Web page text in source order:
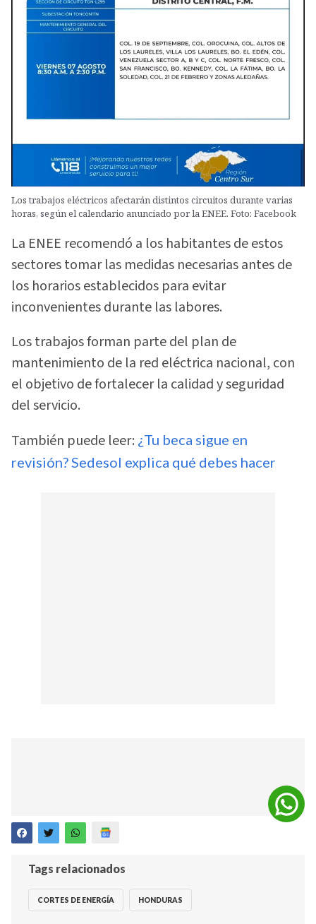
Los trabajos eléctricos afectarán distintos circuitos durante varias
horas, según el calendario anunciado por la ENEE. Foto: Facebook
La ENEE recomendó a los habitantes de estos
sectores tomar las medidas necesarias antes de
los horarios establecidos para evitar
inconvenientes durante las labores.
Los trabajos forman parte del plan de
mantenimiento de la red eléctrica nacional, con
el objetivo de fortalecer la calidad y seguridad
del servicio.
También puede leer: ¿Tu beca sigue en
revisión? Sedesol explica qué debes hacer
Tags relacionados
CORTES DE ENERGÍA HONDURAS